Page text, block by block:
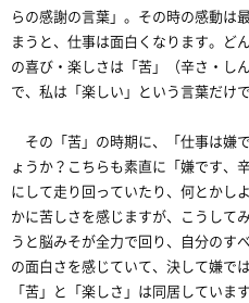
らの感謝の言葉」。その時の感動は
まうと、仕事は面白くなります。ど
の喜び・楽しさは「苦」（辛さ・し
で、私は「楽しい」という言葉だけ
その「苦」の時期に、「仕事は嫌
ょうか？こちらも素直に「嫌です、
にして走り回っていたり、何とかし
かに苦しさを感じますが、こうして
うと脳みそが全力で回り、自分のす
の面白さを感じていて、決して嫌で
「苦」と「楽しさ」は同居しています